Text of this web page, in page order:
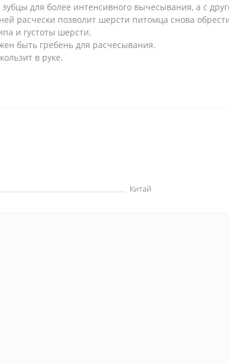
для более интенсивного вычесывания, а с
расчески позволит шерсти питомца снова
и густоты шерсти.
быть гребень для расчесывания.
в руке.
Китай